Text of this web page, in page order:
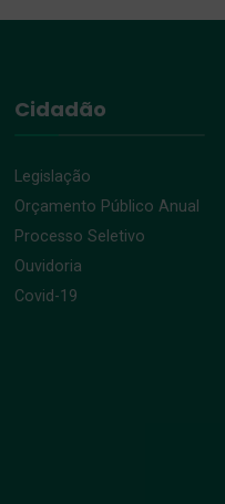
Cidadão
Legislação
Orçamento Público Anual
Processo Seletivo
Ouvidoria
Covid-19